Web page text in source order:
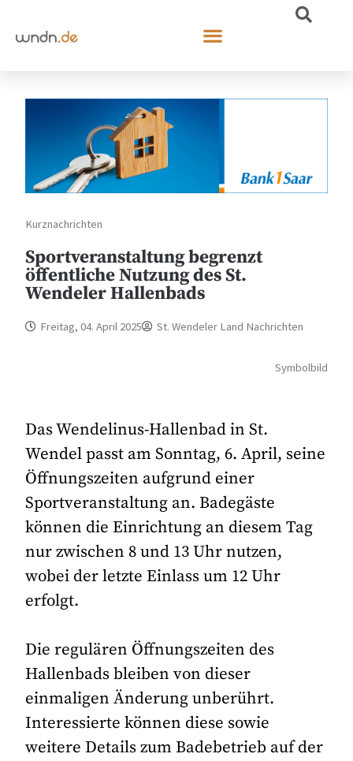
Kurznachrichten
Sportveranstaltung begrenzt
öffentliche Nutzung des St.
Wendeler Hallenbads
Freitag, 04. April 2025 St. Wendeler Land Nachrichten
Symbolbild
Das Wendelinus-Hallenbad in St.
Wendel passt am Sonntag, 6. April, seine
Öffnungszeiten aufgrund einer
Sportveranstaltung an. Badegäste
können die Einrichtung an diesem Tag
nur zwischen 8 und 13 Uhr nutzen,
wobei der letzte Einlass um 12 Uhr
erfolgt.
Die regulären Öffnungszeiten des
Hallenbads bleiben von dieser
einmaligen Änderung unberührt.
Interessierte können diese sowie
weitere Details zum Badebetrieb auf der